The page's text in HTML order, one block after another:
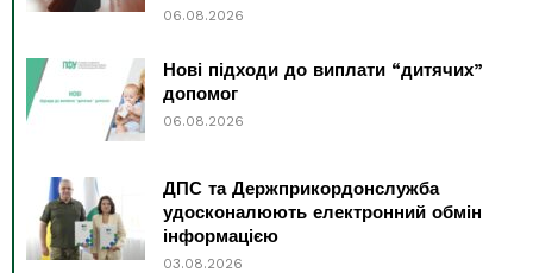
06.08.2026
Нові підходи до виплати “дитячих”
допомог
06.08.2026
ДПС та Держприкордонслужба
удосконалюють електронний обмін
інформацією
03.08.2026